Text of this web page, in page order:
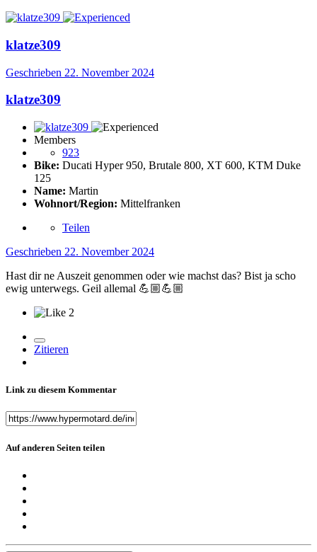
klatze309
Geschrieben 22. November 2024
klatze309
Members
923
Bike: Ducati Hyper 950, Brutale 800, XT 600, KTM Duke
125
Name: Martin
Wohnort/Region: Mittelfranken
Teilen
Geschrieben 22. November 2024
Hast dir ne Auszeit genommen oder wie machst das? Bist ja scho
ewig unterwegs. Geil allemal 💪🏼💪🏼
2
Zitieren
Link zu diesem Kommentar
Auf anderen Seiten teilen